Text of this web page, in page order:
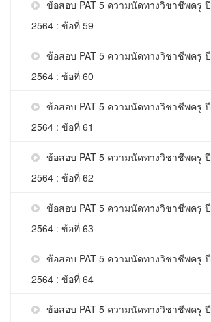
ข้อสอบ PAT 5 ความนัดทางวิชาชีพครู ปี
2564 : ข้อที่ 59
ข้อสอบ PAT 5 ความนัดทางวิชาชีพครู ปี
2564 : ข้อที่ 60
ข้อสอบ PAT 5 ความนัดทางวิชาชีพครู ปี
2564 : ข้อที่ 61
ข้อสอบ PAT 5 ความนัดทางวิชาชีพครู ปี
2564 : ข้อที่ 62
ข้อสอบ PAT 5 ความนัดทางวิชาชีพครู ปี
2564 : ข้อที่ 63
ข้อสอบ PAT 5 ความนัดทางวิชาชีพครู ปี
2564 : ข้อที่ 64
ข้อสอบ PAT 5 ความนัดทางวิชาชีพครู ปี